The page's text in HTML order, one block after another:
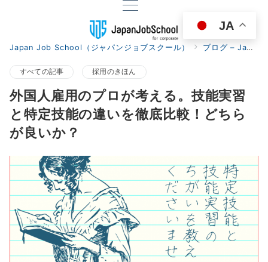
Japan Job School（ジャパンジョブスクール） ブログ – Japan Job School for corporate
すべての記事 採用のきほん
外国人雇用のプロが考える。技能実習
と特定技能の違いを徹底比較！どちら
が良いか？
JA